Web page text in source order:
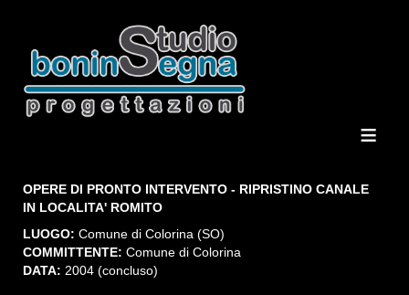
≡
OPERE DI PRONTO INTERVENTO - RIPRISTINO CANALE
IN LOCALITA' ROMITO
LUOGO: Comune di Colorina (SO)
COMMITTENTE: Comune di Colorina
DATA: 2004 (concluso)